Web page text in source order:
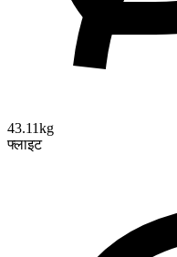
43.11kg
फ्लाइट